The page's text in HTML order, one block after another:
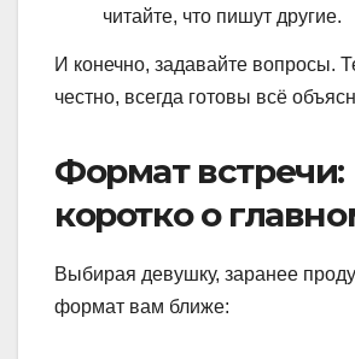
читайте, что пишут другие.
И конечно, задавайте вопросы.
честно, всегда готовы всё
Формат встречи:
коротко о
Выбирая девушку, заранее
формат вам ближе: